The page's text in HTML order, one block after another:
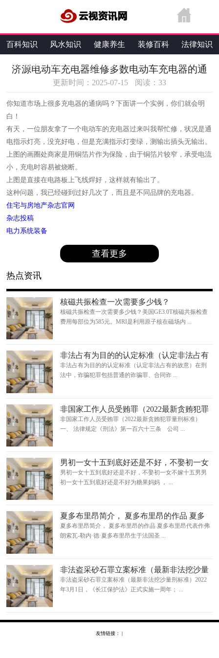
百科知识 风水知识 健康养生 装修百科 法律知识
生活维修 旅游百科 综合资讯
济源电动车充电器维修多数电动车充电器的通
更新时间：2025-07-15 阅读： 33
你知道市场上很多充电器的通病吗？下面讲一个实例，你们就会明
白！
有天，一位朋友拿了一个电动车的充电器过来叫我帮忙修，状况是通
电指示灯亮，没充好电，但是充满指示灯变绿，测输出插头无输出。
上图的画圈处商家是用铜箔片作为保险，由于铜箔片较窄，承受电流
小，充电时容易被烧断。
上图是直接在电路板上飞线焊好，这样就有输出了。
这种问题，我已经碰到过好几次了，而且是不同品牌的充电器。
住宅与房地产杂志官网
杂志投稿
电力系统装备
查看更多
热点资讯
核磁共振检查一次需要多少钱？
核磁共振检查一次需要多少钱？美国GE3.0T核磁共振检查
费用每部位为585元。MRI是利用原子核在磁场内 ...
非法占有为目的的认定标准（认定非法占有
的故意）
非法占有为目的的认定标准（认定非法占有的故意）在刑
法中，诈骗犯罪包括普通的诈骗罪、合同诈 ...
非国家工作人员受贿罪（2022最新贪贿犯罪
量刑标准）
非国家工作人员受贿罪（2022最新贪贿犯罪量刑标准）
一、 法律规定《刑法》第一百六十三条 公司 ...
男初一女十五到底好还是不好，不娶初一女
不嫁十五男
男初一女十五到底好还是不好，不娶初一女不嫁十五男男
初一女十五到底好还是不好为糖果妈妈 ， ...
夏多布里昂简介， 夏多布里昂的作品 夏多
布里昂代表作
夏多布里昂简介， 夏多布里昂的作品 夏多布里昂代表作弗
朗索瓦-勒内·德·夏多布里昂生于法国圣 ...
非法盗采砂石罪立案标准（最新非法挖沙量
刑标准）
非法盗采砂石罪立案标准（最新非法挖沙量刑标准）2022
年3月1日，《长江保护法》正式实施一周年； ...
友情链接： |